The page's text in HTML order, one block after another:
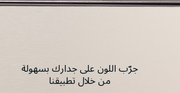
جرّب اللون على جدارك بسهولة
من خلال تطبيقنا